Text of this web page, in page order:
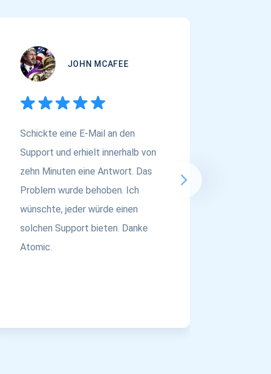
JOHN MCAFEE
Schickte eine E-Mail an den
Support und erhielt innerhalb von
zehn Minuten eine Antwort. Das
Problem wurde behoben. Ich
wünschte, jeder würde einen
solchen Support bieten. Danke
Atomic.